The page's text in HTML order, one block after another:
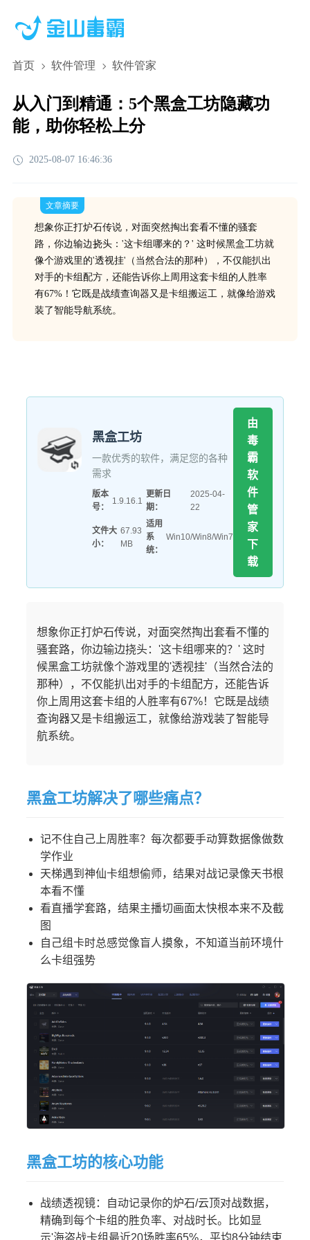
首页 软件管理 软件管家
从入门到精通：5个黑盒工坊隐藏功
能，助你轻松上分
2025-08-07 16:46:36
文章摘要
想象你正打炉石传说，对面突然掏出套看不懂的骚套
路，你边输边挠头：'这卡组哪来的？' 这时候黑盒工坊就
像个游戏里的'透视挂'（当然合法的那种），不仅能扒出
对手的卡组配方，还能告诉你上周用这套卡组的人胜率
有67%！它既是战绩查询器又是卡组搬运工，就像给游戏
装了智能导航系统。